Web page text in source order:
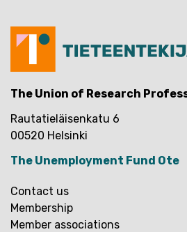
The Union of Research
Rautatieläisenkatu 6
00520 Helsinki
The Unemployment Fund Ote
Contact us
Membership
Member associations